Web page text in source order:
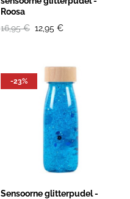
Roosa
16,95 € 12,95 €
-23%
Sensoorne glitterpudel -